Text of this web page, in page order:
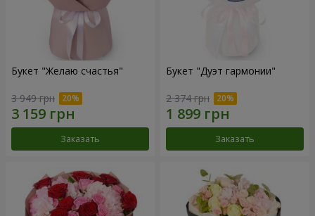
Букет "Желаю счастья"
3 949 грн
Заказать
Букет "Дуэт гармонии"
2 374 грн
Заказать